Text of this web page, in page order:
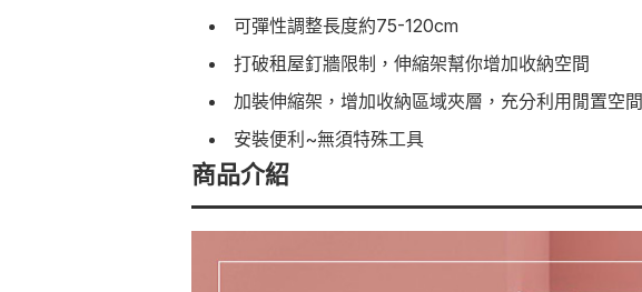
可彈性調整長度約75-120cm
打破租屋釘牆限制，伸縮架幫你增加收納空間
加裝伸縮架，增加收納區域夾層，充分利用閒置空間
安裝便利~無須特殊工具
商品介紹